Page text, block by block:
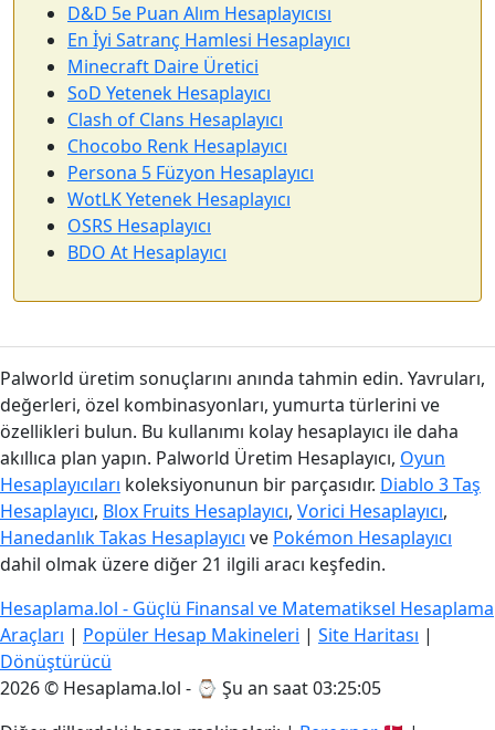
D&D 5e Puan Alım Hesaplayıcısı
En İyi Satranç Hamlesi Hesaplayıcı
Minecraft Daire Üretici
SoD Yetenek Hesaplayıcı
Clash of Clans Hesaplayıcı
Chocobo Renk Hesaplayıcı
Persona 5 Füzyon Hesaplayıcı
WotLK Yetenek Hesaplayıcı
OSRS Hesaplayıcı
BDO At Hesaplayıcı
Palworld üretim sonuçlarını anında tahmin edin. Yavruları,
değerleri, özel kombinasyonları, yumurta türlerini ve
özellikleri bulun. Bu kullanımı kolay hesaplayıcı ile daha
akıllıca plan yapın. Palworld Üretim Hesaplayıcı, Oyun
Hesaplayıcıları koleksiyonunun bir parçasıdır. Diablo 3 Taş
Hesaplayıcı, Blox Fruits Hesaplayıcı, Vorici Hesaplayıcı,
Hanedanlık Takas Hesaplayıcı ve Pokémon Hesaplayıcı
dahil olmak üzere diğer 21 ilgili aracı keşfedin.
Hesaplama.lol - Güçlü Finansal ve Matematiksel Hesaplama
Araçları | Popüler Hesap Makineleri | Site Haritası |
Dönüştürücü
2026 © Hesaplama.lol - ⌚ Şu an saat 03:25:06